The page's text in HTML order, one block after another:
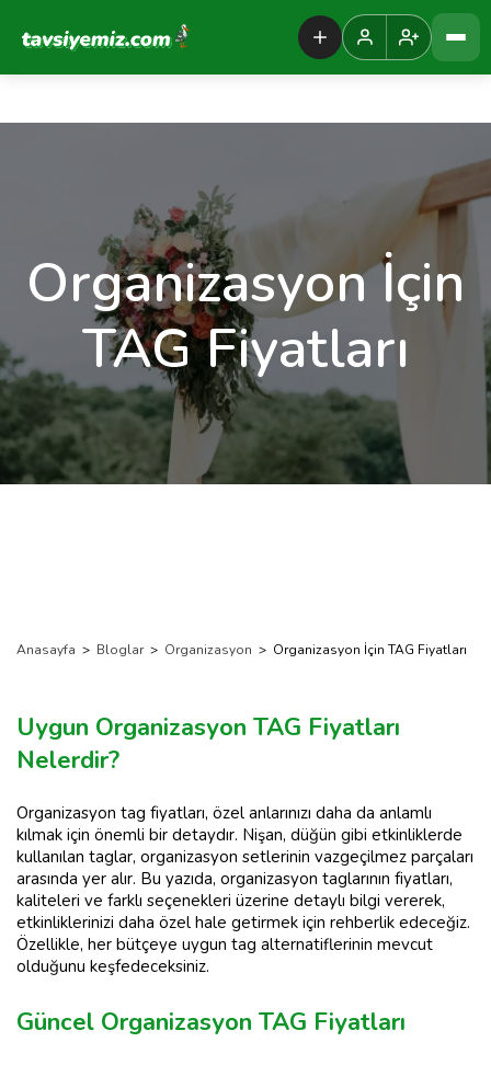
Tavsiyemiz Anasayfa
Organizasyon İçin
TAG Fiyatları
Anasayfa > Bloglar > Organizasyon > Organizasyon İçin TAG Fiyatları
Uygun Organizasyon TAG Fiyatları
Nelerdir?
Organizasyon tag fiyatları, özel anlarınızı daha da anlamlı
kılmak için önemli bir detaydır. Nişan, düğün gibi etkinliklerde
kullanılan taglar, organizasyon setlerinin vazgeçilmez parçaları
arasında yer alır. Bu yazıda, organizasyon taglarının fiyatları,
kaliteleri ve farklı seçenekleri üzerine detaylı bilgi vererek,
etkinliklerinizi daha özel hale getirmek için rehberlik edeceğiz.
Özellikle, her bütçeye uygun tag alternatiflerinin mevcut
olduğunu keşfedeceksiniz.
Güncel Organizasyon TAG Fiyatları